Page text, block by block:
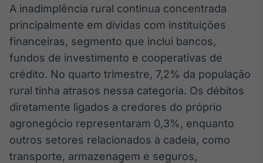
Broadcast
plataforma para
analisar fundos
de investimento
no Brasil
IA
Em breve
A inadimplência rural continua concentrada
principalmente em dívidas com instituições
financeiras, segmento que inclui bancos,
fundos de investimento e cooperativas de
crédito. No quarto trimestre, 7,2% da população
rural tinha atrasos nessa categoria. Os débitos
diretamente ligados a credores do próprio
agronegócio representaram 0,3%, enquanto
outros setores relacionados à cadeia, como
transporte, armazenagem e seguros,